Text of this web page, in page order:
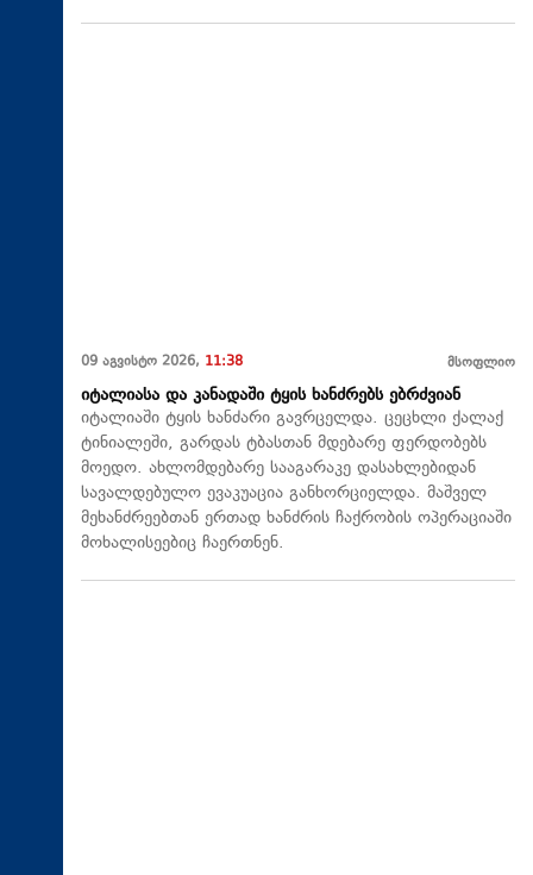
09 აგვისტო 2026, 11:38 მსოფლიო
იტალიასა და კანადაში ტყის ხანძრებს ებრძვიან
იტალიაში ტყის ხანძარი გავრცელდა. ცეცხლი ქალაქ
ტინიალეში, გარდას ტბასთან მდებარე ფერდობებს
მოედო. ახლომდებარე სააგარაკე დასახლებიდან
სავალდებულო ევაკუაცია განხორციელდა. მაშველ
მეხანძრეებთან ერთად ხანძრის ჩაქრობის ოპერაციაში
მოხალისეებიც ჩაერთნენ.